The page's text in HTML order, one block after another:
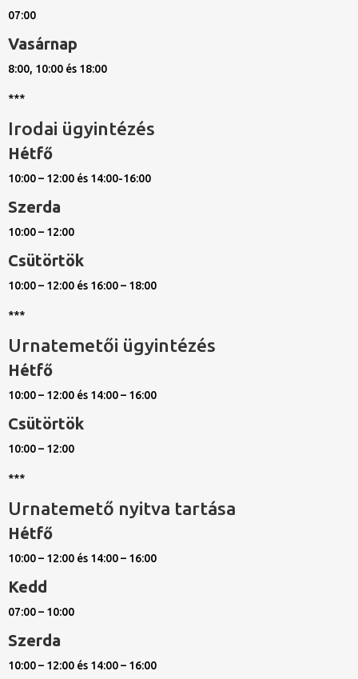
07:00
Vasárnap
8:00, 10:00 és 18:00
***
Irodai ügyintézés
Hétfő
10:00 – 12:00 és 14:00-16:00
Szerda
10:00 – 12:00
Csütörtök
10:00 – 12:00 és 16:00 – 18:00
***
Urnatemetői ügyintézés
Hétfő
10:00 – 12:00 és 14:00 – 16:00
Csütörtök
10:00 – 12:00
***
Urnatemető nyitva tartása
Hétfő
10:00 – 12:00 és 14:00 – 16:00
Kedd
07:00 – 10:00
Szerda
10:00 – 12:00 és 14:00 – 16:00